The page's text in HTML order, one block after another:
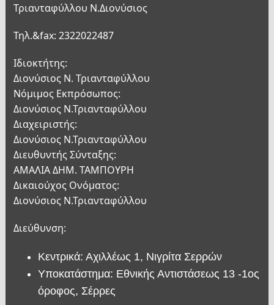
Τριανταφύλλου Ν.Διονύσιος
Τηλ.&fax: 2322022487
Ιδιοκτήτης:
Διονύσιος Ν. Τριανταφύλλου
Νόμιμος Εκπρόσωπος:
Διονύσιος Ν.Τριανταφύλλου
Διαχειριστής:
Διονύσιος Ν.Τριανταφύλλου
Διευθυντής Σύνταξης:
ΑΜΑΛΙΑ ΔΗΜ. ΤΑΜΠΟΥΡΗ
Δικαιούχος Ονόματος:
Διονύσιος Ν.Τριανταφύλλου
Διεύθυνση:
Κεντρικά: Αχιλλέως 1, Νιγρίτα Σερρών
Υποκατάστημα: Εθνικής Αντιστάσεως 13 -1ος
όροφος, Σέρρες